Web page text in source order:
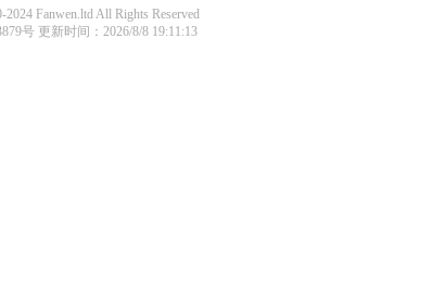
Fanwen.ltd All Rights Reserved
号更新时间：2026/8/8 19:11:13